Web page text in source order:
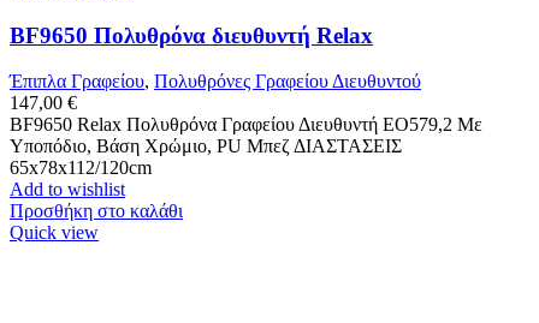
BF9650 Πολυθρόνα διευθυντή Relax
Έπιπλα Γραφείου, Πολυθρόνες Γραφείου Διευθυντού
147,00 €
BF9650 Relax Πολυθρόνα Γραφείου Διευθυντή ΕΟ579,2 Mε
Υποπόδιο, Βάση Χρώμιο, PU Μπεζ ΔΙΑΣΤΑΣΕΙΣ
65x78x112/120cm
Add to wishlist
Προσθήκη στο καλάθι
Quick view